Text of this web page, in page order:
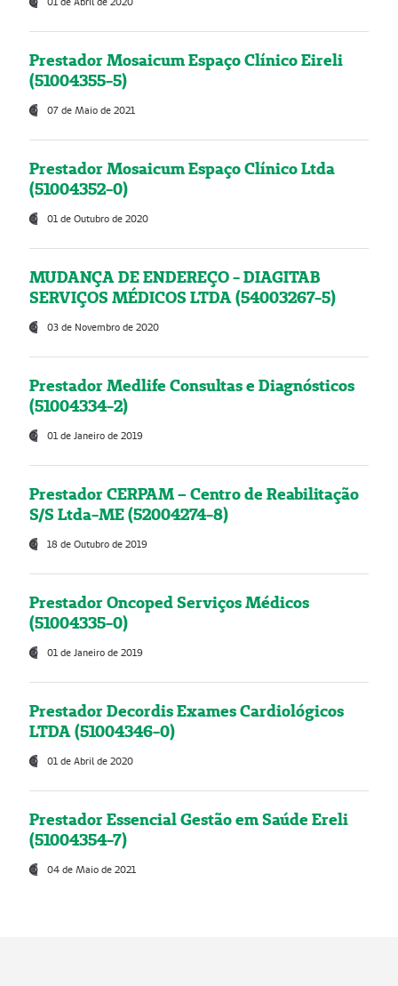
Prestador Mosaicum Espaço Clínico Eireli
(51004355-5)
07 de Maio de 2021
Prestador Mosaicum Espaço Clínico Ltda
(51004352-0)
01 de Outubro de 2020
MUDANÇA DE ENDEREÇO - DIAGITAB
SERVIÇOS MÉDICOS LTDA (54003267-5)
03 de Novembro de 2020
Prestador Medlife Consultas e Diagnósticos
(51004334-2)
01 de Janeiro de 2019
Prestador CERPAM – Centro de Reabilitação
S/S Ltda-ME (52004274-8)
18 de Outubro de 2019
Prestador Oncoped Serviços Médicos
(51004335-0)
01 de Janeiro de 2019
Prestador Decordis Exames Cardiológicos
LTDA (51004346-0)
01 de Abril de 2020
Prestador Essencial Gestão em Saúde Ereli
(51004354-7)
04 de Maio de 2021